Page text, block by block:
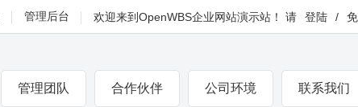
管理后台 欢迎来到OpenWBS企业网站演示站 ！ 请 登陆 /
管理团队 合作伙伴 公司环境 联系我们